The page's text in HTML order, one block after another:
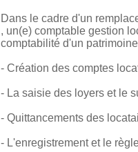
Dans le cadre d'un
, un(e) comptable gestion
comptabilité d'un
- Création des comptes
- La saisie des loyers et le
- Quittancements des
- L'enregistrement et le